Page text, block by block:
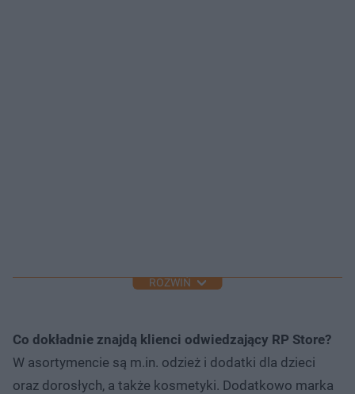
ROZWIŃ
Co dokładnie znajdą klienci odwiedzający RP Store?
W asortymencie są m.in. odzież i dodatki dla dzieci
oraz dorosłych, a także kosmetyki. Dodatkowo marka